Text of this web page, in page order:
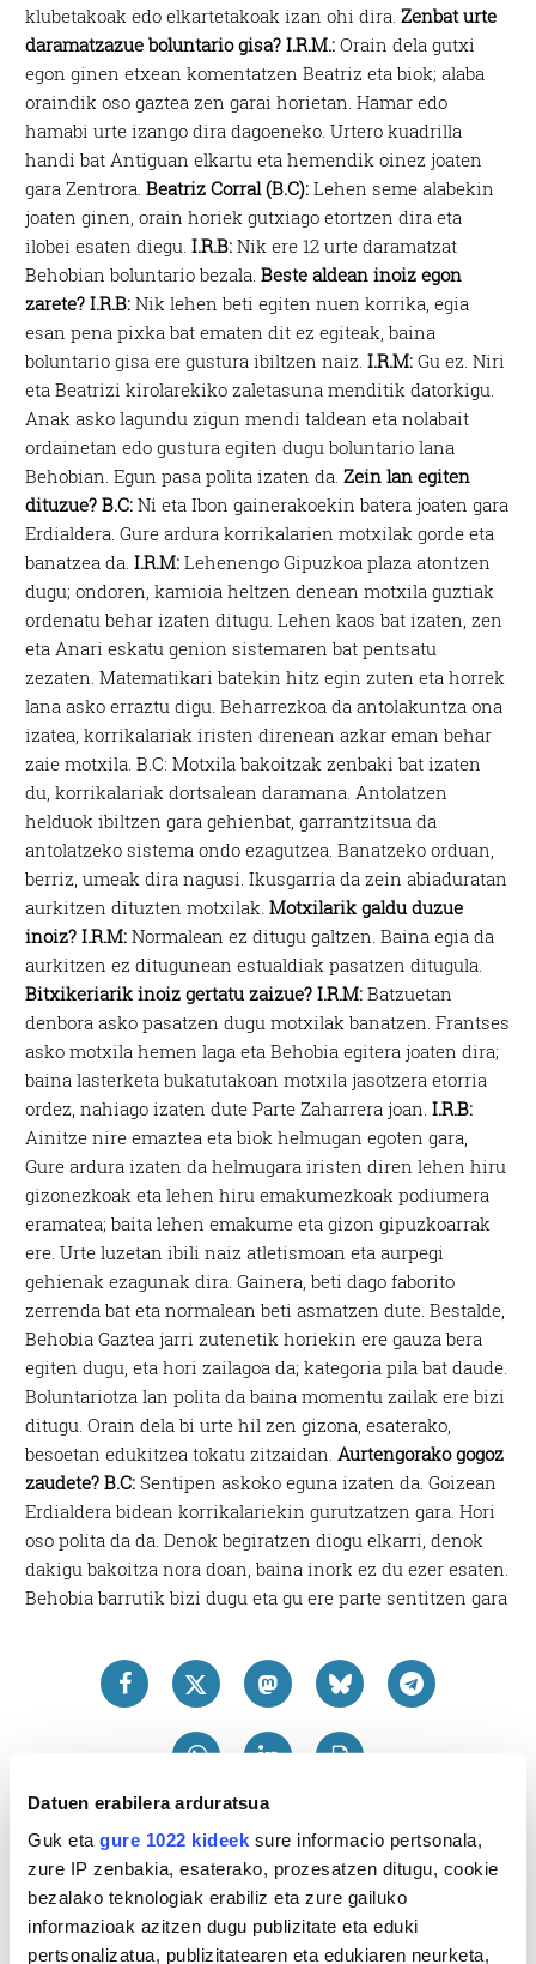
Datuen erabilera arduratsua
Guk eta gure 1022 kideek sure informacio pertsonala,
zure IP zenbakia, esaterako, prozesatzen ditugu, cookie
bezalako teknologiak erabiliz eta zure gailuko
informazioak azitzen dugu publizitate eta eduki
pertsonalizatua, publizitatearen eta edukiaren neurketa,
klubetakoak edo elkartetakoak izan ohi dira.Zenbat urte
daramatzazue boluntario gisa? I.R.M.: Orain dela gutxi
egon ginen etxean komentatzen Beatriz eta biok; alaba
oraindik oso gaztea zen garai horietan. Hamar edo
hamabi urte izango dira dagoeneko. Urtero kuadrilla
handi bat Antiguan elkartu eta hemendik oinez joaten
gara Zentrora.Beatriz Corral (B.C): Lehen seme alabekin
joaten ginen, orain horiek gutxiago etortzen dira eta
ilobei esaten diegu.I.R.B: Nik ere 12 urte daramatzat
Behobian boluntario bezala.Beste aldean inoiz egon
zarete? I.R.B: Nik lehen beti egiten nuen korrika, egia
esan pena pixka bat ematen dit ez egiteak, baina
boluntario gisa ere gustura ibiltzen naiz.I.R.M: Gu ez. Niri
eta Beatrizi kirolarekiko zaletasuna menditik datorkigu.
Anak asko lagundu zigun mendi taldean eta nolabait
ordainetan edo gustura egiten dugu boluntario lana
Behobian. Egun pasa polita izaten da.Zein lan egiten
dituzue? B.C: Ni eta Ibon gainerakoekin batera joaten gara
Erdialdera. Gure ardura korrikalarien motxilak gorde eta
banatzea da.I.R.M: Lehenengo Gipuzkoa plaza atontzen
dugu; ondoren, kamioia heltzen denean motxila guztiak
ordenatu behar izaten ditugu. Lehen kaos bat izaten, zen
eta Anari eskatu genion sistemaren bat pentsatu
zezaten. Matematikari batekin hitz egin zuten eta horrek
lana asko erraztu digu. Beharrezkoa da antolakuntza ona
izatea, korrikalariak iristen direnean azkar eman behar
zaie motxila. B.C: Motxila bakoitzak zenbaki bat izaten
du, korrikalariak dortsalean daramana. Antolatzen
helduok ibiltzen gara gehienbat, garrantzitsua da
antolatzeko sistema ondo ezagutzea. Banatzeko orduan,
berriz, umeak dira nagusi. Ikusgarria da zein abiaduratan
aurkitzen dituzten motxilak.Motxilarik galdu duzue
inoiz? I.R.M: Normalean ez ditugu galtzen. Baina egia da
aurkitzen ez ditugunean estualdiak pasatzen ditugula.
Bitxikeriarik inoiz gertatu zaizue? I.R.M: Batzuetan
denbora asko pasatzen dugu motxilak banatzen. Frantses
asko motxila hemen laga eta Behobia egitera joaten dira;
baina lasterketa bukatutakoan motxila jasotzera etorria
ordez, nahiago izaten dute Parte Zaharrera joan.I.R.B:
Ainitze nire emaztea eta biok helmugan egoten gara,
Gure ardura izaten da helmugara iristen diren lehen hiru
gizonezkoak eta lehen hiru emakumezkoak podiumera
eramatea; baita lehen emakume eta gizon gipuzkoarrak
ere. Urte luzetan ibili naiz atletismoan eta aurpegi
gehienak ezagunak dira. Gainera, beti dago faborito
zerrenda bat eta normalean beti asmatzen dute. Bestalde,
Behobia Gaztea jarri zutenetik horiekin ere gauza bera
egiten dugu, eta hori zailagoa da; kategoria pila bat daude.
Boluntariotza lan polita da baina momentu zailak ere bizi
ditugu. Orain dela bi urte hil zen gizona, esaterako,
besoetan edukitzea tokatu zitzaidan.Aurtengorako gogoz
zaudete? B.C: Sentipen askoko eguna izaten da. Goizean
Erdialdera bidean korrikalariekin gurutzatzen gara. Hori
oso polita da da. Denok begiratzen diogu elkarri, denok
dakigu bakoitza nora doan, baina inork ez du ezer esaten.
Behobia barrutik bizi dugu eta gu ere parte sentitzen gara